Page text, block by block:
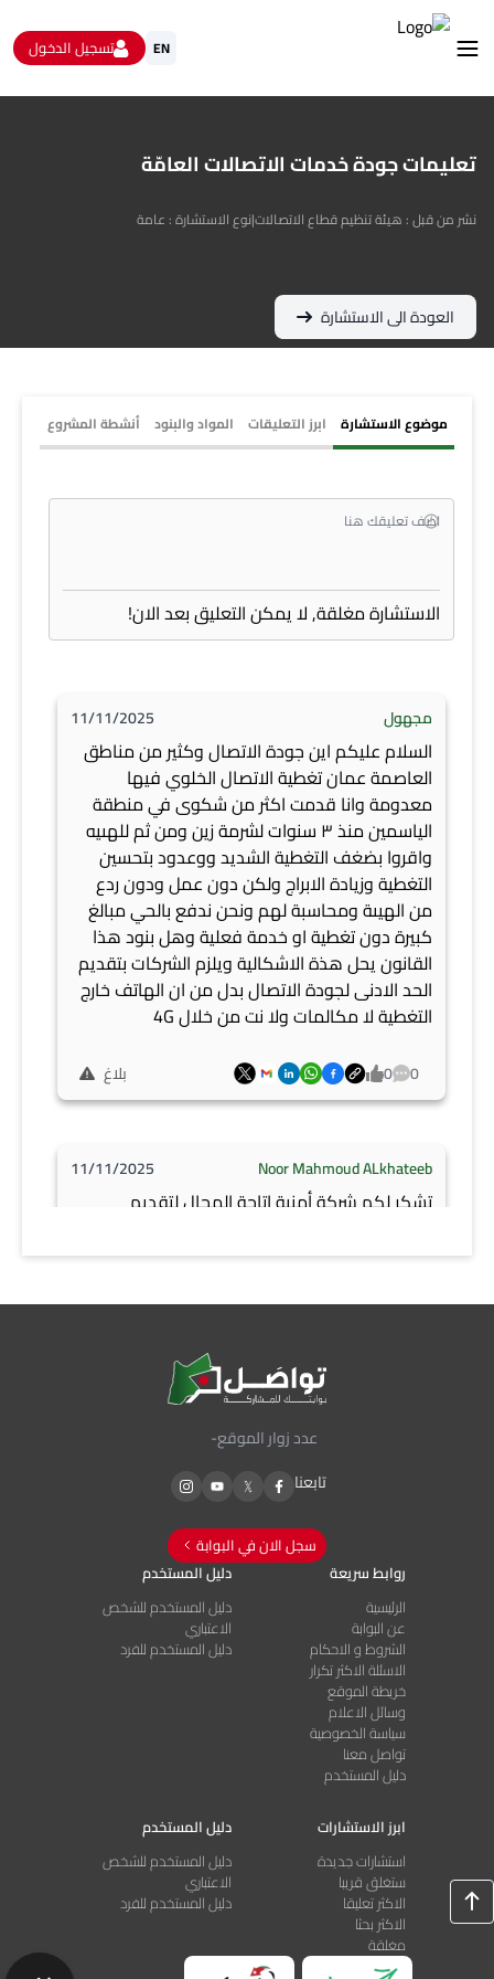
EN تسجيل الدخول
الاستبيانات و استطلاعات الرأي
البيانات المفتوحة
تواصل معنا
تعليمات جودة خدمات الاتصالات العامّة
نشر من قبل : هيئة تنظيم قطاع الاتصالات|نوع الاستشارة : عامة
العودة الى الاستشارة
موضوع الاستشارة ابرز التعليقات المواد والبنود أنشطة المشروع
الاستشارة مغلقة, لا يمكن التعليق بعد الان!
مجهول 11/11/2025
السلام عليكم اين جودة الاتصال وكثير من مناطق
العاصمة عمان تغطية الاتصال الخلوي فيها
معدومة وانا قدمت اكثر من شكوى في منطقة
الياسمين منذ ٣ سنوات لشرمة زين ومن ثم للهىيه
واقروا بضغف التغطية الشديد ووعدود بتحسين
التغطية وزيادة الابراج ولكن دون عمل ودون ردع
من الهيىة ومحاسبة لهم ونحن ندفع بالحي مبالغ
كبيرة دون تغطية او خدمة فعلية وهل بنود هذا
القانون يحل هذة الاشكالية ويلزم الشركات بتقديم
الحد الادنى لجودة الاتصال بدل من ان الهاتف خارج
التغطية لا مكالمات ولا نت من خلال 4G
0
0 بلاغ
Noor Mahmoud ALkhateeb
11/11/2025
تشكر لكم شركة أمنية إتاحة المجال لتقديم
الاتصالات العامّة ، وترجو أخذ ملاحظاتها أدناه بعين
Noor Mahmoud ALkhateeb
ملاحظاتها على مسودة مسودة تعليمات جودة
خدمات الاتصالات العامّة ، وترجو أخذ ملاحظاتها
أدناه بعين الاعتبار.
0 تحميل الملف بلاغ
khale khodairat
لطفا ايجاد الملفات المرفقة لردود وملاحظات
الشركة الاردنية لخدمات نقل البيانات - اورنج ،
بخصوص مسودة تعليمات جودة خدمات الإتصالات
العامة لسنة 2025 .
0 تحميل الملف بلاغ
khale khodairat
عدد زوار الموقع-
تابعنا
سجل الان في البوابة
روابط سريعة
الرئيسية
عن البوابة
الشروط و الاحكام
الاسئلة الاكثر تكرار
خريطة الموقع
وسائل الاعلام
سياسة الخصوصية
تواصل معنا
دليل المستخدم
دليل المستخدم
دليل المستخدم للشخص
الاعتباري
دليل المستخدم للفرد
ابرز الاستشارات
استشارات جديدة
ستغلق قريبا
الاكثر تعليقا
الاكثر بحثا
مغلقة
دليل المستخدم
دليل المستخدم للشخص
الاعتباري
دليل المستخدم للفرد